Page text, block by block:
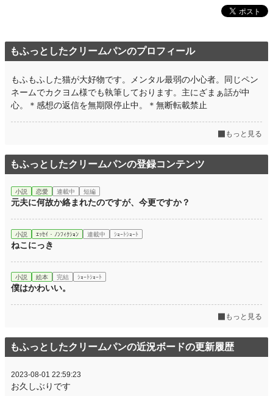
もふっとしたクリームパンのプロフィール
もふもふした猫が大好物です。メンタル最弱の小心者。同じペン
ネームでカクヨム様でも執筆しております。主にざまぁ話が中
心。＊感想の返信を無期限停止中。＊無断転載禁止
もっと見る
もふっとしたクリームパンの登録コンテンツ
小説 恋愛 連載中 短編
元夫に何故か絡まれたのですが、今更ですか？
小説 ｴｯｾｲ・ﾉﾝﾌｨｸｼｮﾝ 連載中 ｼｮｰﾄｼｮｰﾄ
ねこにっき
小説 絵本 完結 ｼｮｰﾄｼｮｰﾄ
僕はかわいい。
もっと見る
もふっとしたクリームパンの近況ボードの更新履歴
2023-08-01 22:59:23
お久しぶりです